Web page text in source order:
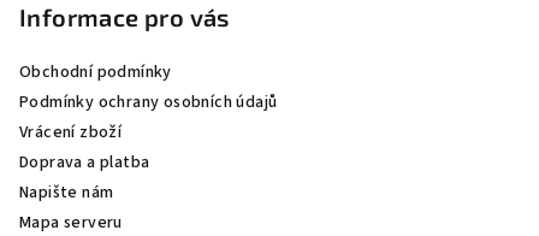
Informace pro vás
Obchodní podmínky
Podmínky ochrany osobních údajů
Vrácení zboží
Doprava a platba
Napište nám
Mapa serveru